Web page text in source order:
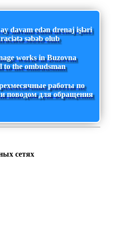
davam edən drenaj işləri
səbəb olub
works in Buzovna
to the ombudsman
работы по
поводом для обращения
сетях